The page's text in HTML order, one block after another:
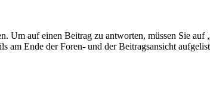
Um auf einen Beitrag zu antworten, müssen Sie
Ende der Foren- und der Beitragsansicht